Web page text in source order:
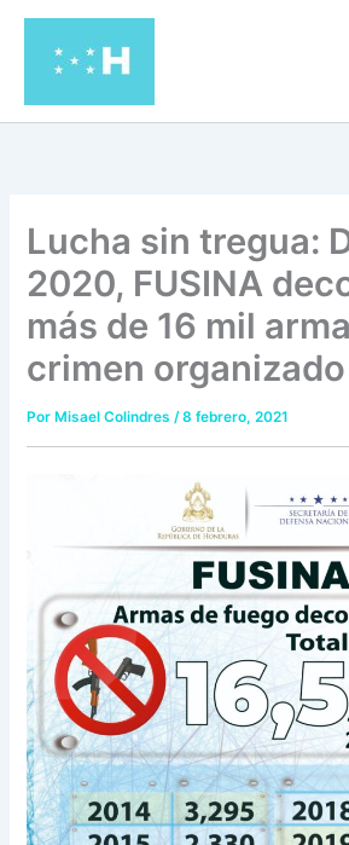
contenido
Lucha sin tregua:
2020, FUSINA
más de 16 mil
crimen organizado
Por Misael Colindres/8 febrero, 2021